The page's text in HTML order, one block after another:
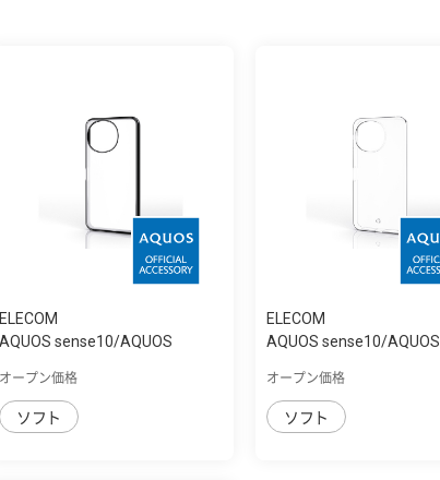
ELECOM
AQUOS sense10/AQUOS
オープン価格
ソフト
ELECOM
AQUOS sense10/AQUOS
オープン価格
ソフト